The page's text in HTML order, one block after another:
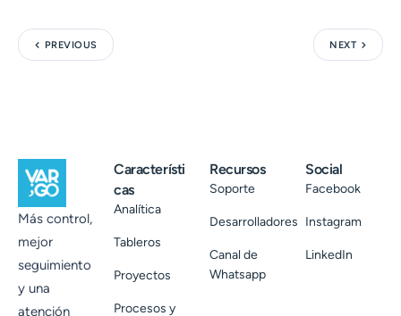
PREVIOUS NEXT
Más control,
mejor
seguimiento
y una
atención
Característi
cas
Analítica
Tableros
Proyectos
Procesos y
Recursos
Soporte
Desarrolladores
Canal de
Whatsapp
Social
Facebook
Instagram
LinkedIn